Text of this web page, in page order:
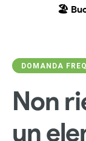
🏖️
DOMANDA
Non
un